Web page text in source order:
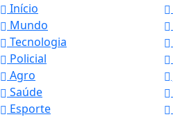
Início
Mundo
Tecnologia
Policial
Agro
Saúde
Esporte